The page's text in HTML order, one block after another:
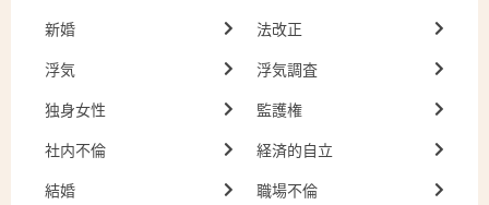
新婚
法改正
浮気
浮気調査
独身女性
監護権
社内不倫
経済的自立
結婚
職場不倫